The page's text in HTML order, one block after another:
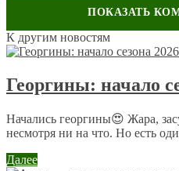
Оставить комментарий
Ваш адрес email не будет
помечены*
Комментарий*
К другим новостям
Георгины: начало
Начались георгины😍 Жара,
несмотря ни на что. Но есть
Далее